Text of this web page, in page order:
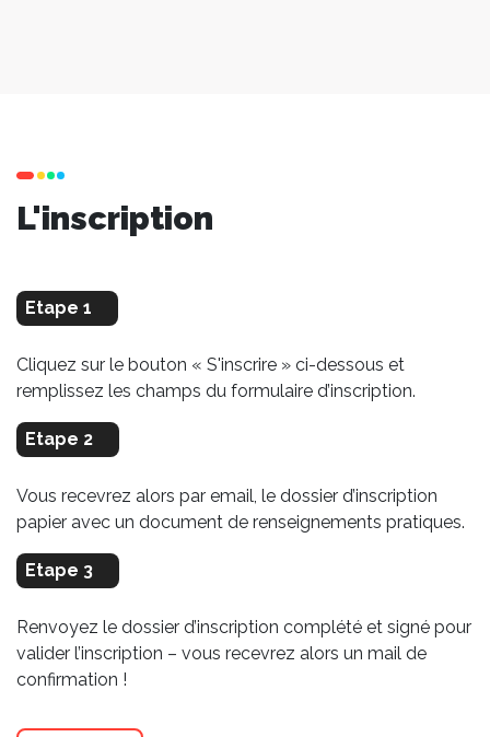
L'inscription
Etape 1
Cliquez sur le bouton « S'inscrire » ci-dessous et
remplissez les champs du formulaire d’inscription.
Etape 2
Vous recevrez alors par email, le dossier d’inscription
papier avec un document de renseignements pratiques.
Etape 3
Renvoyez le dossier d’inscription complété et signé pour
valider l’inscription – vous recevrez alors un mail de
confirmation !